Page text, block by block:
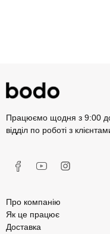
Працюємо щодня з 9:00 до
відділ по роботі з
Про компанію
Як це працює
Доставка